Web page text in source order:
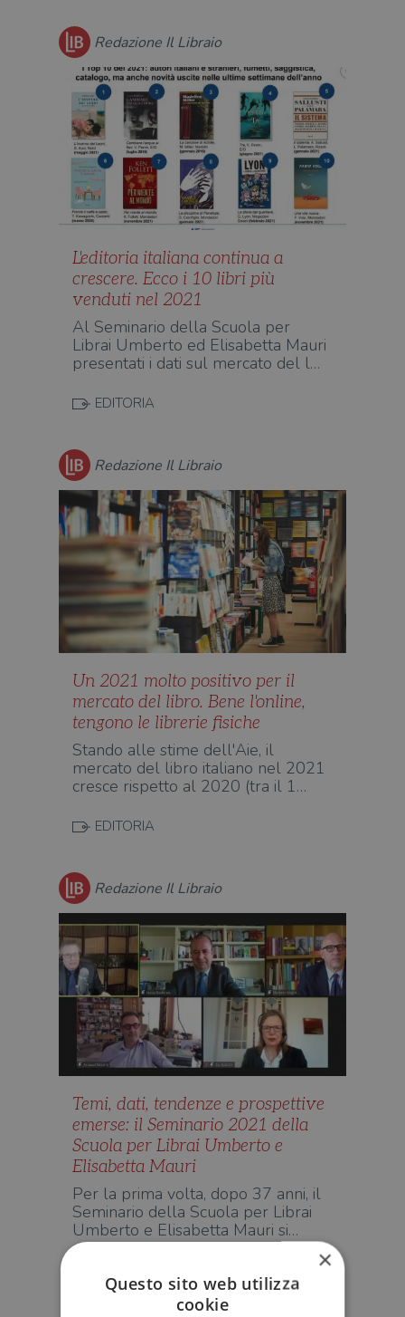
Redazione Il Libraio
L'editoria italiana continua a
crescere. Ecco i 10 libri più
venduti nel 2021
Al Seminario della Scuola per
Librai Umberto ed Elisabetta Mauri
presentati i dati sul mercato del l…
EDITORIA
Redazione Il Libraio
Un 2021 molto positivo per il
mercato del libro. Bene l'online,
tengono le librerie fisiche
Stando alle stime dell'Aie, il
mercato del libro italiano nel 2021
cresce rispetto al 2020 (tra il 1…
EDITORIA
Redazione Il Libraio
Temi, dati, tendenze e prospettive
emerse: il Seminario 2021 della
Scuola per Librai Umberto e
Elisabetta Mauri
Per la prima volta, dopo 37 anni, il
Seminario della Scuola per Librai
Umberto e Elisabetta Mauri si…
×
Questo sito web utilizza
cookie